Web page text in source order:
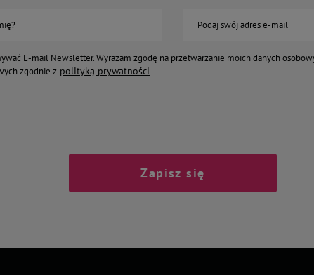
Podaj swój adres e-mail
E-mail Newsletter. Wyrażam zgodę na przetwarzanie moich danych
zgodnie z polityką prywatności
Zapisz się